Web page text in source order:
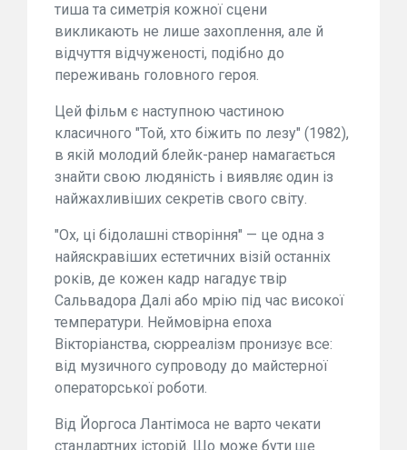
тиша та симетрія кожної сцени
викликають не лише захоплення, але й
відчуття відчуженості, подібно до
переживань головного героя.
Цей фільм є наступною частиною
класичного "Той, хто біжить по лезу" (1982),
в якій молодий блейк-ранер намагається
знайти свою людяність і виявляє один із
найжахливіших секретів свого світу.
"Ох, ці бідолашні створіння" — це одна з
найяскравіших естетичних візій останніх
років, де кожен кадр нагадує твір
Сальвадора Далі або мрію під час високої
температури. Неймовірна епоха
Вікторіанства, сюрреалізм пронизує все:
від музичного супроводу до майстерної
операторської роботи.
Від Йоргоса Лантімоса не варто чекати
стандартних історій. Що може бути ще